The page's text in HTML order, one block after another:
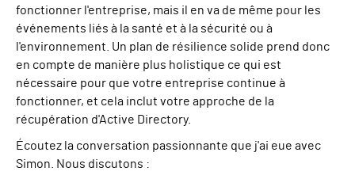
fonctionner l'entreprise, mais il en va de même pour les
événements liés à la santé et à la sécurité ou à
l'environnement. Un plan de résilience solide prend donc
en compte de manière plus holistique ce qui est
nécessaire pour que votre entreprise continue à
fonctionner, et cela inclut votre approche de la
récupération d'Active Directory.
Écoutez la conversation passionnante que j'ai eue avec
Simon. Nous discutons :